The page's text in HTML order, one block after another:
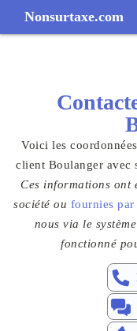
Nonsurtaxe.com
Voici les
client Boulanger avec
Ces informations ont
société ou fournies par
nous via le
fonctionné